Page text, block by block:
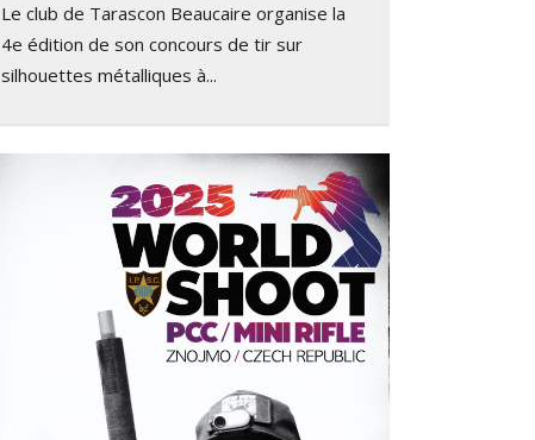
Le club de Tarascon Beaucaire organise la
4e édition de son concours de tir sur
silhouettes métalliques à...